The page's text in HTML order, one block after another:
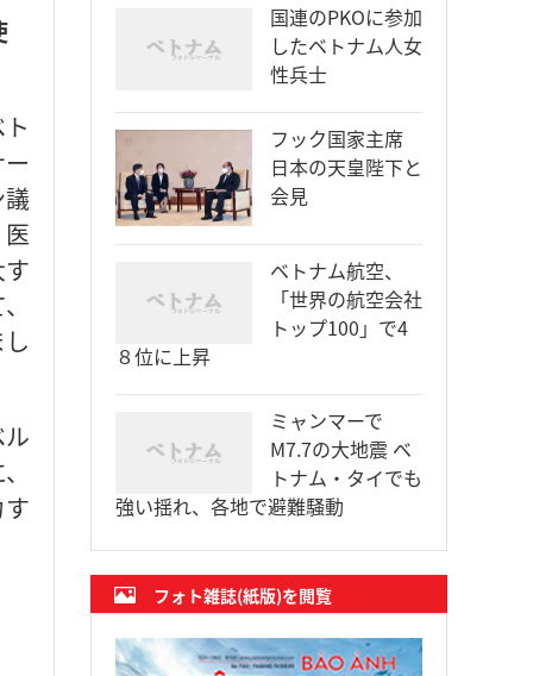
国連のPKOに参加
したベトナム人女
性兵士
フック国家主席
日本の天皇陛下と
会見
ベトナム航空、
「世界の航空会社
トップ100」で4
８位に上昇
ミャンマーで
M7.7の大地震 ベ
トナム・タイでも
強い揺れ、各地で避難騒動
フォト雑誌(紙版)を閲覧